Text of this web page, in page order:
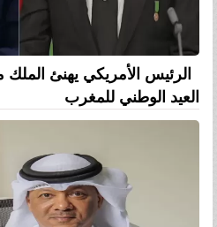
الرئيس الأمريكي يهنئ
العيد الوطني للمغرب